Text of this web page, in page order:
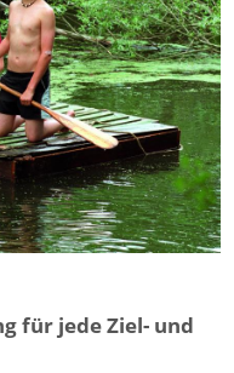
für jede Ziel- und